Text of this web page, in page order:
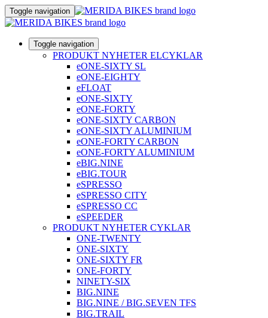
Toggle navigation
Toggle navigation
PRODUKT NYHETER ELCYKLAR
eONE-SIXTY SL
eONE-EIGHTY
eFLOAT
eONE-SIXTY
eONE-FORTY
eONE-SIXTY CARBON
eONE-SIXTY ALUMINIUM
eONE-FORTY CARBON
eONE-FORTY ALUMINIUM
eBIG.NINE
eBIG.TOUR
eSPRESSO
eSPRESSO CITY
eSPRESSO CC
eSPEEDER
PRODUKT NYHETER CYKLAR
ONE-TWENTY
ONE-SIXTY
ONE-SIXTY FR
ONE-FORTY
NINETY-SIX
BIG.NINE
BIG.NINE / BIG.SEVEN TFS
BIG.TRAIL